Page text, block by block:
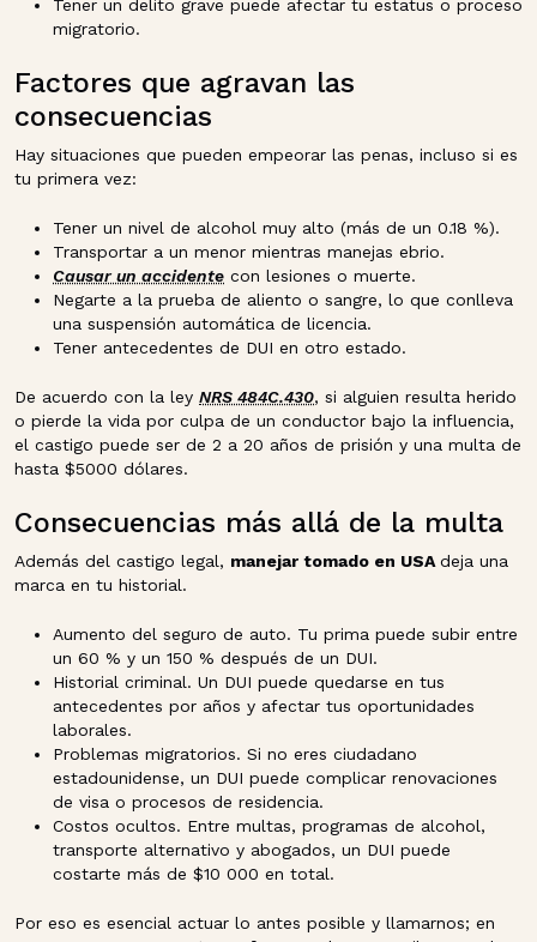
Tener un delito grave puede afectar tu estatus o proceso
migratorio.
Factores que agravan las
consecuencias
Hay situaciones que pueden empeorar las penas, incluso si es
tu primera vez:
Tener un nivel de alcohol muy alto (más de un 0.18 %).
Transportar a un menor mientras manejas ebrio.
Causar un accidente con lesiones o muerte.
Negarte a la prueba de aliento o sangre, lo que conlleva
una suspensión automática de licencia.
Tener antecedentes de DUI en otro estado.
De acuerdo con la ley NRS 484C.430, si alguien resulta herido
o pierde la vida por culpa de un conductor bajo la influencia,
el castigo puede ser de 2 a 20 años de prisión y una multa de
hasta $5000 dólares.
Consecuencias más allá de la multa
Además del castigo legal, manejar tomado en USA deja una
marca en tu historial.
Aumento del seguro de auto. Tu prima puede subir entre
un 60 % y un 150 % después de un DUI.
Historial criminal. Un DUI puede quedarse en tus
antecedentes por años y afectar tus oportunidades
laborales.
Problemas migratorios. Si no eres ciudadano
estadounidense, un DUI puede complicar renovaciones
de visa o procesos de residencia.
Costos ocultos. Entre multas, programas de alcohol,
transporte alternativo y abogados, un DUI puede
costarte más de $10 000 en total.
Por eso es esencial actuar lo antes posible y llamarnos; en